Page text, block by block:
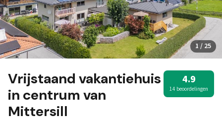
1 / 25
Vrijstaand vakantiehuis
in centrum van
Mittersill
4.9
14 beoordelingen